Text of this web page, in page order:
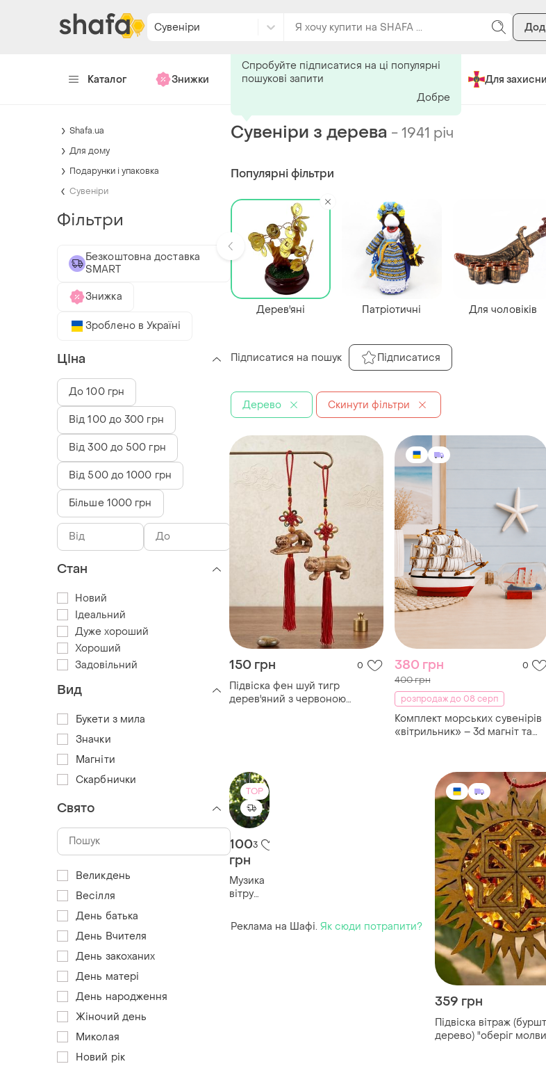
Сувеніри
Каталог Знижки Хендмейд Для
Сувеніри з дерева -1941 річ
150 грн 0
Підвіска фен шуй тигр
дерев'яний з червоною
380 грн 0
400 грн
розпродаж до 08 серп
Комплект морських сувенірів
«вітрильник» – 3d магніт та
TOP
100
грн
3
Музика
вітру
злива
Реклама на Шафі. Як сюди потрапити?
359 грн
Підвіска вітраж
дерево) "оберіг
Популярні фільтри
Дерев'яні Патріотичні Для чоловіків
Дерево Скинути фільтри
Підписатися на пошук Підписатися
Спробуйте підписатися на ці популярні
пошукові запити
Добре
Shafa.ua
Для дому
Подарунки і упаковка
Сувеніри
Фільтри
Безкоштовна доставка
SMART
Знижка
Зроблено в Україні
Ціна
До 100 грн
Від 100 до 300 грн
Від 300 до 500 грн
Від 500 до 1000 грн
Більше 1000 грн
Стан
Новий
Ідеальний
Дуже хороший
Хороший
Задовільний
Вид
Букети з мила
Значки
Магніти
Скарбнички
Свято
Великдень
Весілля
День батька
День Вчителя
День закоханих
День матері
День народження
Жіночий день
Миколая
Новий рік